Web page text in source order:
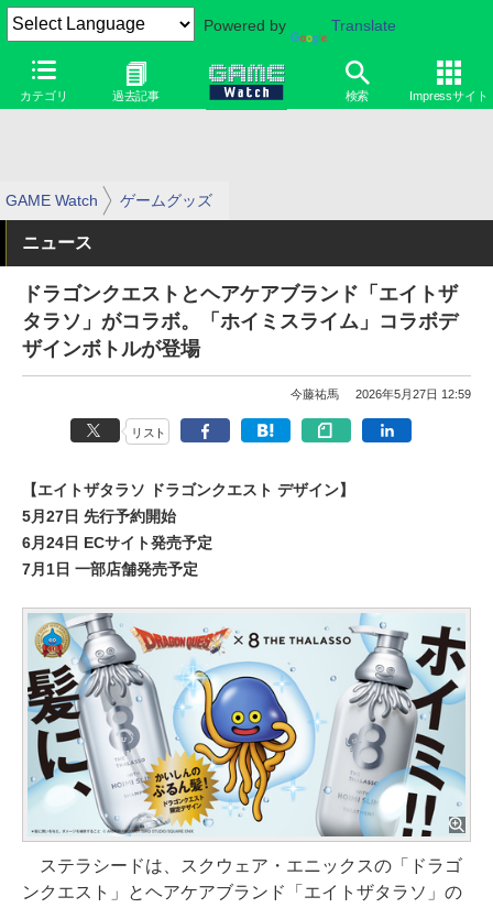
Powered by Translate
カテゴリ 過去記事 検索 Impressサイト
GAME Watch ゲームグッズ
ニュース
ドラゴンクエストとヘアケアブランド「エイトザ
タラソ」がコラボ。「ホイミスライム」コラボデ
ザインボトルが登場
今藤祐馬 2026年5月27日 12:59
リスト
【エイトザタラソ ドラゴンクエスト デザイン】
5月27日 先行予約開始
6月24日 ECサイト発売予定
7月1日 一部店舗発売予定
ステラシードは、スクウェア・エニックスの「ドラゴ
ンクエスト」とヘアケアブランド「エイトザタラソ」の